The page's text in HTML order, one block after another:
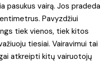
pasukus vairą. Jos pradeda
Pavyzdžiui
tiek vienos, tiek kitos
tiesiai. Vairavimui tai
atkreipti kitų vairuotojų